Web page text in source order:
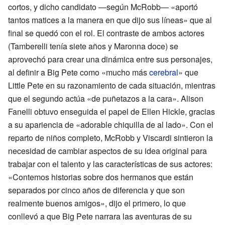
cortos, y dicho candidato —según McRobb— «aportó
tantos matices a la manera en que dijo sus líneas» que al
final se quedó con el rol. El contraste de ambos actores
(Tamberelli tenía siete años y Maronna doce) se
aprovechó para crear una dinámica entre sus personajes,
al definir a Big Pete como «mucho máscerebral» que
Little Pete en su razonamiento de cada situación, mientras
que el segundo actúa «de puñetazos a la cara». Alison
Fanelli obtuvo enseguida el papel de Ellen Hickle, gracias
a su apariencia de «adorable chiquilla de al lado». Con el
reparto de niños completo, McRobb y Viscardi sintieron la
necesidad de cambiar aspectos de su idea original para
trabajar con el talento y las características de sus actores:
«Contemos historias sobre dos hermanos que están
separados por cinco años de diferencia y que son
realmente buenos amigos», dijo el primero, lo que
conllevó a que Big Pete narrara las aventuras de su